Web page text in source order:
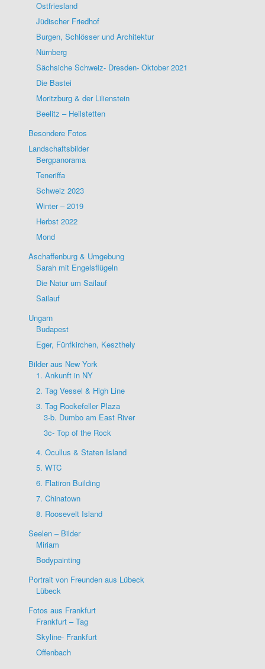
Ostfriesland
Jüdischer Friedhof
Burgen, Schlösser und Architektur
Nürnberg
Sächsiche Schweiz- Dresden- Oktober 2021
Die Bastei
Moritzburg & der Lilienstein
Beelitz – Heilstetten
Besondere Fotos
Landschaftsbilder
Bergpanorama
Teneriffa
Schweiz 2023
Winter – 2019
Herbst 2022
Mond
Aschaffenburg & Umgebung
Sarah mit Engelsflügeln
Die Natur um Sailauf
Sailauf
Ungarn
Budapest
Eger, Fünfkirchen, Keszthely
Bilder aus New York
1. Ankunft in NY
2. Tag Vessel & High Line
3. Tag Rockefeller Plaza
3-b. Dumbo am East River
3c- Top of the Rock
4. Ocullus & Staten Island
5. WTC
6. Flatiron Building
7. Chinatown
8. Roosevelt Island
Seelen – Bilder
Miriam
Bodypainting
Portrait von Freunden aus Lübeck
Lübeck
Fotos aus Frankfurt
Frankfurt – Tag
Skyline- Frankfurt
Offenbach